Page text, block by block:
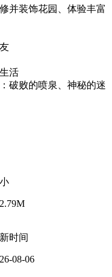
并装饰花园、体验丰富
活
破败的喷泉、神秘的迷
时间
08-06